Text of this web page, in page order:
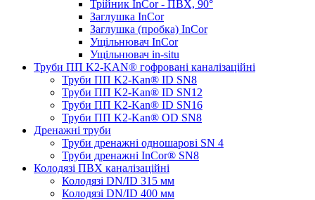
Трійник InCor - ПВХ, 90°
Заглушка InCor
Заглушка (пробка) InCor
Ущільнювач InCor
Ущільнювач in-situ
Труби ПП K2-KAN® гоф­ровані каналізаційні
Труби ПП K2-Kan® ID SN8
Труби ПП K2-Kan® ID SN12
Труби ПП K2-Kan® ID SN16
Труби ПП K2-Kan® OD SN8
Дренажні труби
Труби дренажні одношарові SN 4
Труби дренажні InCor® SN8
Колодязі ПВХ каналізаційні
Колодязі DN/ID 315 мм
Колодязі DN/ID 400 мм